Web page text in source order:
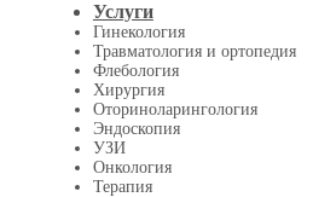
Услуги
Гинекология
Травматология и ортопедия
Флебология
Хирургия
Оториноларингология
Эндоскопия
УЗИ
Онкология
Терапия